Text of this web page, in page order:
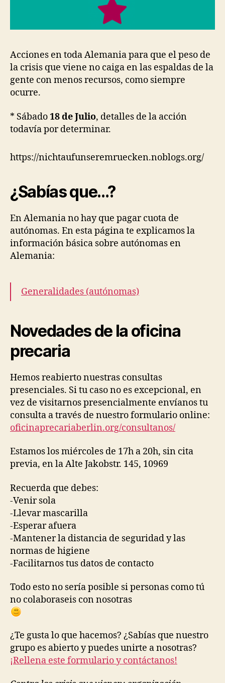
Acciones en toda Alemania para que el peso de
la crisis que viene no caiga en las espaldas de la
gente con menos recursos, como siempre
ocurre.
* Sábado18 de Julio, detalles de la acción
todavía por determinar.
https://nichtaufunseremruecken.noblogs.org/
¿Sabías que…?
En Alemania no hay que pagar cuota de
autónomas. En esta página te explicamos la
información básica sobre autónomas en
Alemania:
Generalidades (autónomas)
Novedades de la oficina
precaria
Hemos reabierto nuestras consultas
presenciales. Si tu caso no es excepcional, en
vez de visitarnos presencialmente envíanos tu
consulta a través de nuestro formulario online:
oficinaprecariaberlin.org/consultanos/
Estamos los miércoles de 17h a 20h, sin cita
previa, en la Alte Jakobstr. 145, 10969
Recuerda que debes:
-Venir sola
-Llevar mascarilla
-Esperar afuera
-Mantener la distancia de seguridad y las
normas de higiene
-Facilitarnos tus datos de contacto
Todo esto no sería posible si personas como tú
no colaboraseis con nosotras
¿Te gusta lo que hacemos? ¿Sabías que nuestro
grupo es abierto y puedes unirte a nosotras?
¡Rellena este formulario y contáctanos!